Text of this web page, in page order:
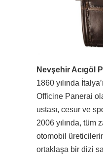
Nevşehir Acıgöl
1860 yılında
Officine Panerai
ustası, cesur ve
2006 yılında, tüm
otomobil
ortaklaşa bir dizi